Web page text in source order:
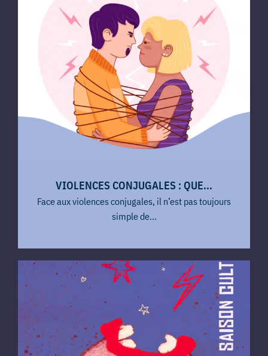
VIOLENCES CONJUGALES : QUE...
Face aux violences conjugales, il n’est pas toujours
simple de...